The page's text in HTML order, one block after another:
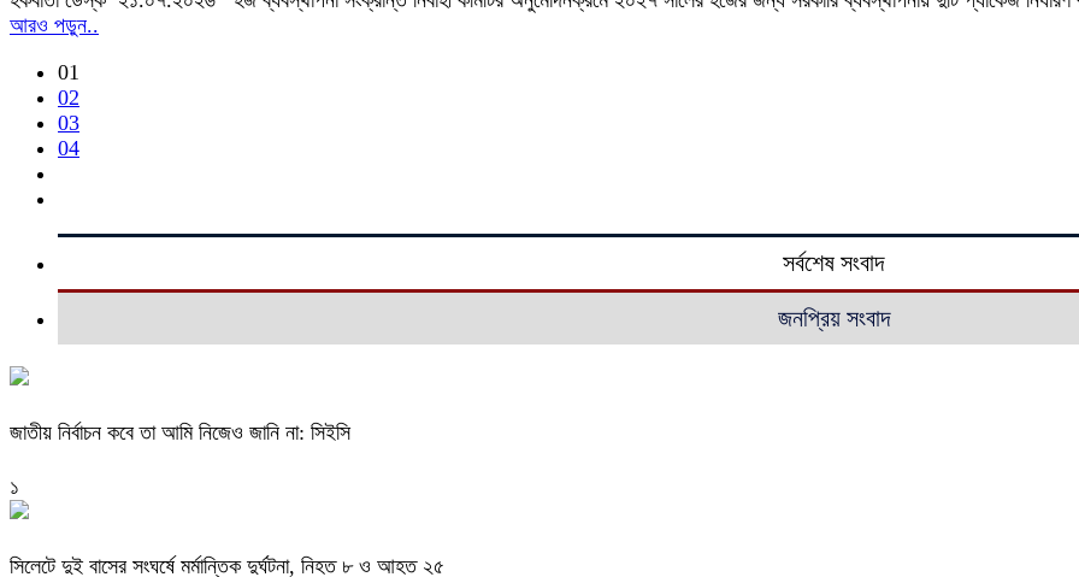
আরও পড়ুন..
01
02
03
04
সর্বশেষ সংবাদ
জনপ্রিয় সংবাদ
জাতীয় নির্বাচন কবে তা আমি নিজেও জানি না: সিইসি
১
সিলেটে দুই বাসের সংঘর্ষে মর্মান্তিক দুর্ঘটনা, নিহত ৮ ও আহত ২৫